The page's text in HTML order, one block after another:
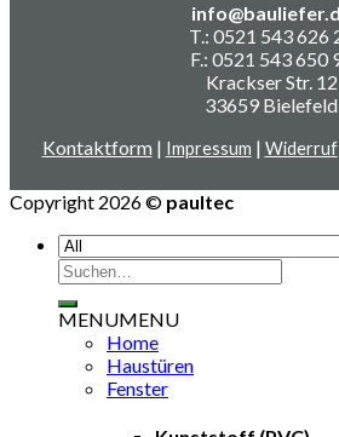
T.: 0521 543 626
F.: 0521 543 650
Krackser Str. 12
33659 Bielefeld
Kontaktform | Impressum | Widerruf
Copyright 2026 © paultec
Suchen
nach:
MENUMENU
Home
Haustüren
Fenster